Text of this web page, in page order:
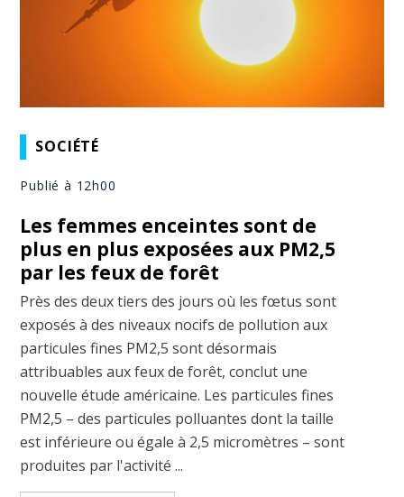
SOCIÉTÉ
Publié à 12h00
Les femmes enceintes sont de
plus en plus exposées aux PM2,5
par les feux de forêt
Près des deux tiers des jours où les fœtus sont
exposés à des niveaux nocifs de pollution aux
particules fines PM2,5 sont désormais
attribuables aux feux de forêt, conclut une
nouvelle étude américaine. Les particules fines
PM2,5 – des particules polluantes dont la taille
est inférieure ou égale à 2,5 micromètres – sont
produites par l'activité ...